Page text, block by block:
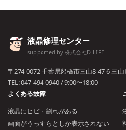
液晶修理センター
supported by 株式会社D-LIFE
〒274-0072 千葉県船橋市三山8-47-6 三
TEL:047-494-0940/ 9:00〜18:00
よくある故障
液晶にヒビ・割れがある
画面がうっすらとしか表示されない